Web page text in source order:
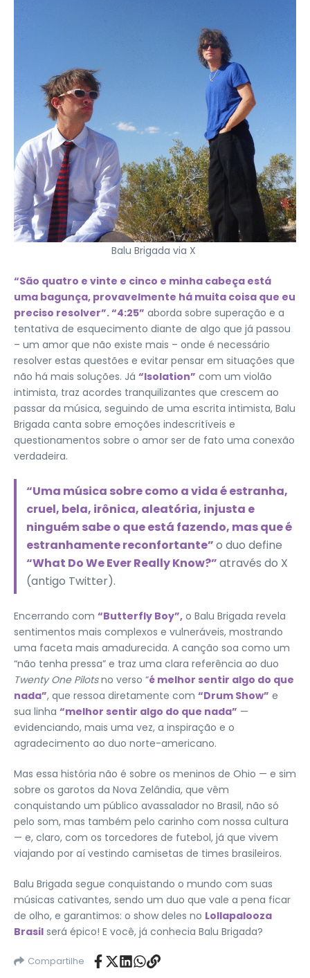
Balu Brigada via X
“São quatro e vinte e cinco e minha cabeça está
uma bagunça, provavelmente há muita coisa que eu
preciso resolver”. “4:25” aborda sobre superação e a
tentativa de esquecimento diante de algo que já passou
– um amor que não existe mais – onde é necessário
resolver estas questões e evitar pensar em situações que
não há mais soluções. Já “Isolation” com um violão
intimista, traz acordes tranquilizantes que crescem ao
passar da música, seguindo de uma escrita intimista, Balu
Brigada canta sobre emoções indescritíveis e
questionamentos sobre o amor ser de fato uma conexão
verdadeira.
“Uma música sobre como a vida é estranha,
cruel, bela, irônica, aleatória, injusta e
ninguém sabe o que está fazendo, mas que é
estranhamente reconfortante”o duo define
“What Do We Ever Really Know?”através do X
(antigo Twitter).
Encerrando com “Butterfly Boy”, o Balu Brigada revela
sentimentos mais complexos e vulneráveis, mostrando
uma faceta mais amadurecida. A canção soa como um
“não tenha pressa” e traz uma clara referência ao duo
Twenty One Pilotsno verso “é melhor sentir algo do que
nada”, que ressoa diretamente com “Drum Show” e
sua linha “melhor sentir algo do que nada” —
evidenciando, mais uma vez, a inspiração e o
agradecimento ao duo norte-americano.
Mas essa história não é sobre os meninos de Ohio — e sim
sobre os garotos da Nova Zelândia, que vêm
conquistando um público avassalador no Brasil, não só
pelo som, mas também pelo carinho com nossa cultura
— e, claro, com os torcedores de futebol, já que vivem
viajando por aí vestindo camisetas de times brasileiros.
Balu Brigada segue conquistando o mundo com suas
músicas cativantes, sendo um duo que vale a pena ficar
de olho, e garantimos: o show deles no Lollapalooza
Brasil será épico! E você, já conhecia Balu Brigada?
Compartilhe